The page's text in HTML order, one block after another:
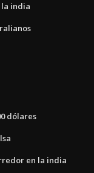
la india
dólares
en la india